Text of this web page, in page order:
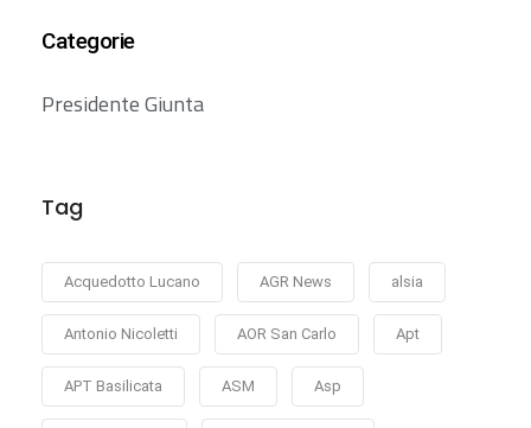
Categorie
Presidente Giunta
Tag
Acquedotto Lucano AGR News alsia
Antonio Nicoletti AOR San Carlo Apt
APT Basilicata ASM Asp